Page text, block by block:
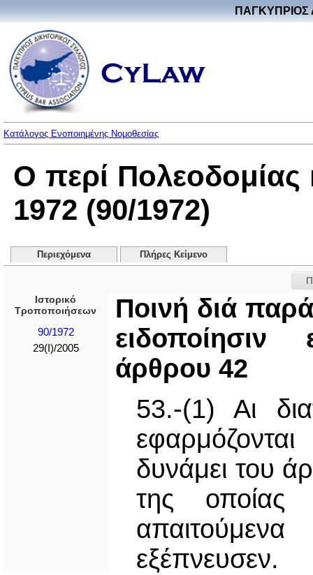
ΠΑΓΚΥΠΡΙΟΣ
Κατάλογος Ενοποιημένης Νομοθεσίας
Ο περί Πολεοδομίας
1972 (90/1972)
Περιεχόμενα Πλήρες Κείμενο
Ιστορικό
Τροποποιήσεων
90/1972
29(I)/2005
Ποινή διά
ειδοποίησιν
άρθρου 42
53.-(1) Αι
δυνάμει του
της οποίας
εξέπνευσεν.